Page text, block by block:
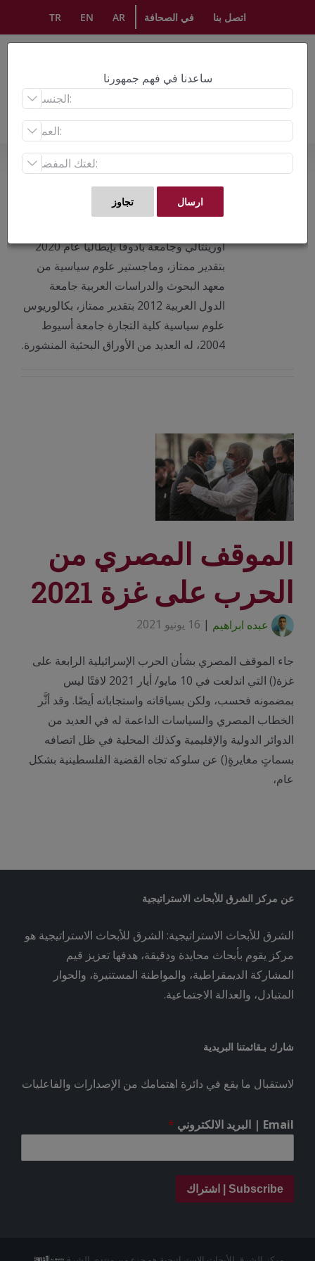
content
اتصل بنا في الصحافة AR
EN
TR
Aboutأحمد حاج أسعد
حاصل على ماجستير "السياسة والدين
أورينتالي وجامعة بادوفا بإيطاليا عام 2020
بتقدير ممتاز، وماجستير علوم سياسية من
معهد البحوث والدراسات العربية جامعة
الدول العربية 2012 بتقدير ممتاز، بكالوريوس
علوم سياسية كلية التجارة جامعة أسيوط
2004، له العديد من الأوراق البحثية المنشورة.
الموقف المصري من
الحرب على غزة 2021
عبده ابراهيم | 16 يونيو 2021
جاء الموقف المصري بشأن الحرب الإسرائيلية الرابعة على
غزة() التي اندلعت في 10 مايو/ أيار 2021 لافتًا ليس
بمضمونه فحسب، ولكن بسياقاته واستجاباته أيضًا. وقد أثَّر
الخطاب المصري والسياسات الداعمة له في العديد من
الدوائر الدولية والإقليمية وكذلك المحلية في ظل اتصافه
بسماتٍ مغايرةٍ() عن سلوكه تجاه القضية الفلسطينية بشكل
عام،
عن مركز الشرق للأبحاث الاستراتيجية
الشرق للأبحاث الاستراتيجية: الشرق للأبحاث الاستراتيجية هو
مركز يقوم بأبحاث محايدة ودقيقة، هدفها تعزيز قيم
المشاركة الديمقراطية، والمواطنة المستنيرة، والحوار
المتبادل، والعدالة الاجتماعية.
شارك بـقائمتنا البريدية
لاستقبال ما يقع في دائرة اهتمامك من الإصدارات والفاعليات
Email | البريد الالكتروني *
Subscribe | اشتراك
ساعدنا في فهم جمهورنا


